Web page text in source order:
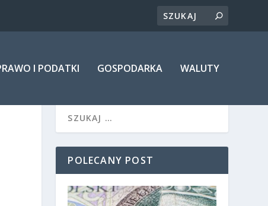
I PODATKI GOSPODARKA WALUTY
POLECANY POST